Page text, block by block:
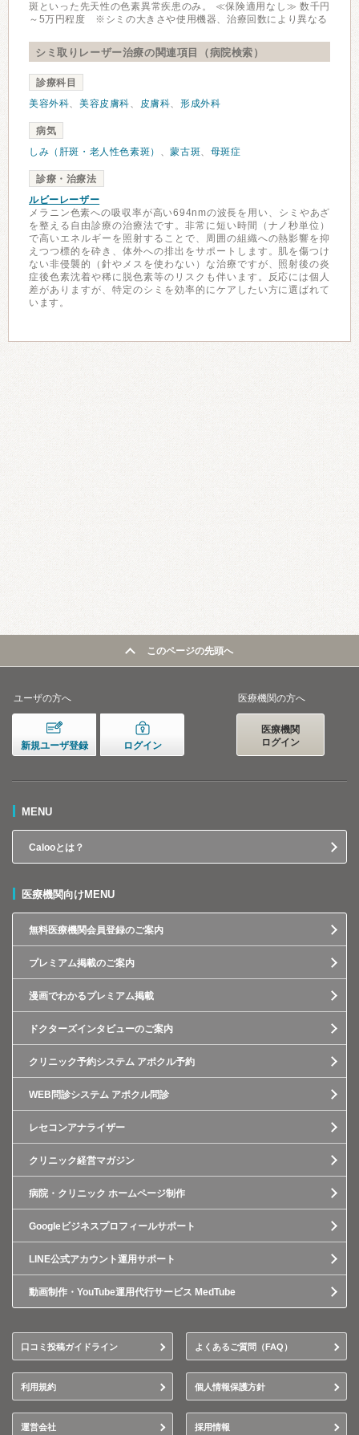
斑といった先天性の色素異常疾患のみ。 ≪保険適用なし≫ 数千円
～5万円程度 ※シミの大きさや使用機器、治療回数により異なる
シミ取りレーザー治療の関連項目（病院検索）
診療科目
美容外科、美容皮膚科、 皮膚科、形成外科
病気
しみ（肝斑・老人性色素斑） 、蒙古斑、 母斑症
診療・治療法
ルビーレーザー
メラニン色素への吸収率が高い694nmの波長を用い、シミやあざ
を整える自由診療の治療法です。非常に短い時間（ナノ秒単位）
で高いエネルギーを照射することで、周囲の組織への熱影響を抑
えつつ標的を砕き、体外への排出をサポートします。肌を傷つけ
ない非侵襲的（針やメスを使わない）な治療ですが、照射後の炎
症後色素沈着や稀に脱色素等のリスクも伴います。反応には個人
差がありますが、特定のシミを効率的にケアしたい方に選ばれて
います。
このページの先頭へ
ユーザの方へ
新規ユーザ登録 ログイン
医療機関の方へ
医療機関
ログイン
MENU
Calooとは？
医療機関向けMENU
無料医療機関会員登録のご案内
プレミアム掲載のご案内
漫画でわかるプレミアム掲載
ドクターズインタビューのご案内
クリニック予約システム アポクル予約
WEB問診システム アポクル問診
レセコンアナライザー
クリニック経営マガジン
病院・クリニック ホームページ制作
Googleビジネスプロフィールサポート
LINE公式アカウント運用サポート
動画制作・YouTube運用代行サービス MedTube
口コミ投稿ガイドライン よくあるご質問（FAQ）
利用規約 個人情報保護方針
運営会社 採用情報